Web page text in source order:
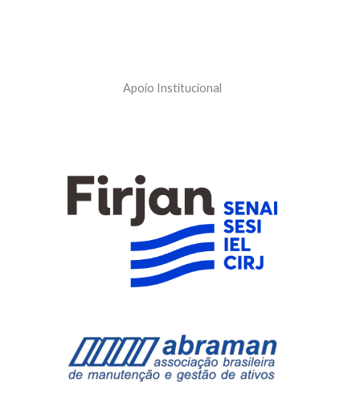
Apoio Institucional